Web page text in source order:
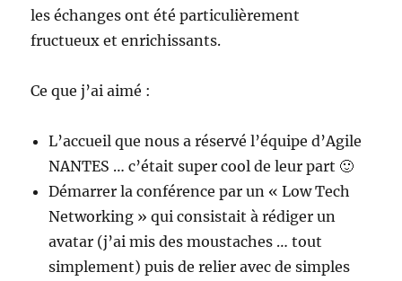
les échanges ont été particulièrement
fructueux et enrichissants.
Ce que j’ai aimé :
L’accueil que nous a réservé l’équipe d’Agile
NANTES … c’était super cool de leur part 🙂
Démarrer la conférence par un « Low Tech
Networking » qui consistait à rédiger un
avatar (j’ai mis des moustaches … tout
simplement) puis de relier avec de simples